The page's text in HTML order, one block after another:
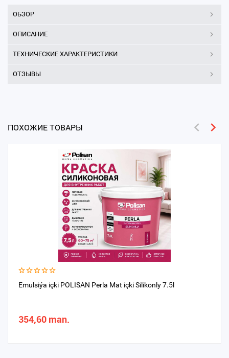
ОБЗОР
ОПИСАНИЕ
ТЕХНИЧЕСКИЕ ХАРАКТЕРИСТИКИ
ОТЗЫВЫ
ПОХОЖИЕ ТОВАРЫ
Emulsiýa içki POLISAN Perla Mat içki Silikonly 7.5l
354,60 man.